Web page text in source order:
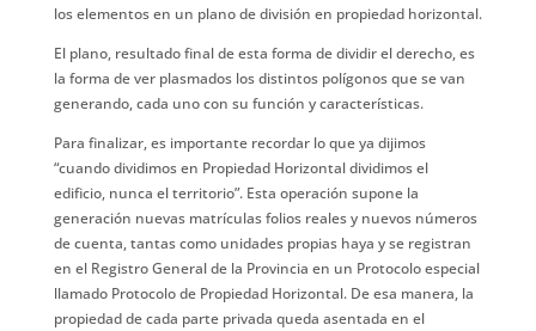
los elementos en un plano de división en propiedad horizontal.
El plano, resultado final de esta forma de dividir el derecho, es
la forma de ver plasmados los distintos polígonos que se van
generando, cada uno con su función y características.
Para finalizar, es importante recordar lo que ya dijimos
“cuando dividimos en Propiedad Horizontal dividimos el
edificio, nunca el territorio”. Esta operación supone la
generación nuevas matrículas folios reales y nuevos números
de cuenta, tantas como unidades propias haya y se registran
en el Registro General de la Provincia en un Protocolo especial
llamado Protocolo de Propiedad Horizontal. De esa manera, la
propiedad de cada parte privada queda asentada en el